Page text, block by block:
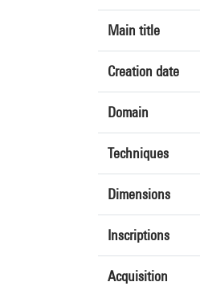
Main title
Creation date
Domain
Techniques
Dimensions
Inscriptions
Acquisition